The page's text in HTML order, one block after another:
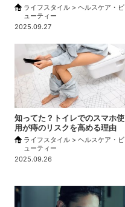
ライフスタイル > ヘルスケア・ビ
ューティー
2025.09.27
知ってた？トイレでのスマホ使
用が痔のリスクを高める理由
ライフスタイル > ヘルスケア・ビ
ューティー
2025.09.26